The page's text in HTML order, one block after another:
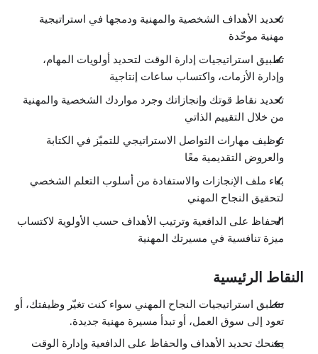
تحديد الأهداف الشخصية والمهنية ودمجها في استراتيجية
مهنية موحّدة
تطبيق استراتيجيات إدارة الوقت لتحديد أولويات المهام،
وإدارة الأزمات، واكتساب ساعات إنتاجية
تحديد نقاط قوتك وإنجازاتك وجرد مواردك الشخصية والمهنية
من خلال التقييم الذاتي
توظيف مهارات التواصل الاستراتيجي للتميّز في الكتابة
والعروض التقديمية معًا
بناء ملف الإنجازات والاستفادة من أسلوب التعلم الشخصي
لتحقيق النجاح المهني
الحفاظ على الدافعية وترتيب الأهداف حسب الأولوية لاكتساب
ميزة تنافسية في مسيرتك المهنية
النقاط الرئيسية
تنطبق استراتيجيات النجاح المهني سواء كنت تغيّر وظيفتك، أو
تعود إلى سوق العمل، أو تبدأ مسيرة مهنية جديدة.
يمنحك تحديد الأهداف والحفاظ على الدافعية وإدارة الوقت